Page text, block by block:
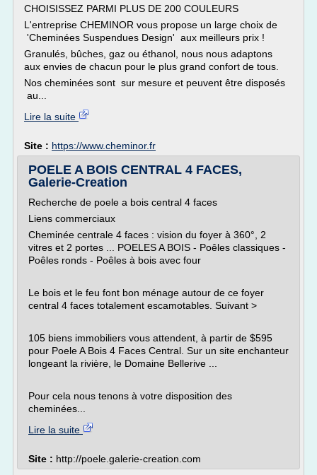
CHOISISSEZ PARMI PLUS DE 200 COULEURS
L'entreprise CHEMINOR vous propose un large choix de
'Cheminées Suspendues Design' aux meilleurs prix !
Granulés, bûches, gaz ou éthanol, nous nous adaptons
aux envies de chacun pour le plus grand confort de tous.
Nos cheminées sont sur mesure et peuvent être disposés
au...
Lire la suite
Site : https://www.cheminor.fr
POELE A BOIS CENTRAL 4 FACES,
Galerie-Creation
Recherche de poele a bois central 4 faces
Liens commerciaux
Cheminée centrale 4 faces : vision du foyer à 360°, 2
vitres et 2 portes ... POELES A BOIS - Poêles classiques -
Poêles ronds - Poêles à bois avec four
Le bois et le feu font bon ménage autour de ce foyer
central 4 faces totalement escamotables. Suivant >
105 biens immobiliers vous attendent, à partir de $595
pour Poele A Bois 4 Faces Central. Sur un site enchanteur
longeant la rivière, le Domaine Bellerive ...
Pour cela nous tenons à votre disposition des
cheminées...
Lire la suite
Site : http://poele.galerie-creation.com